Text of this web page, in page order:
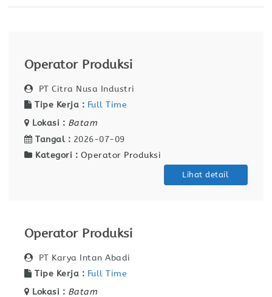
Operator Produksi
PT Citra Nusa Industri
Tipe Kerja : Full Time
Lokasi : Batam
Tangal : 2026-07-09
Kategori : Operator Produksi
Lihat detail
Operator Produksi
PT Karya Intan Abadi
Tipe Kerja : Full Time
Lokasi : Batam